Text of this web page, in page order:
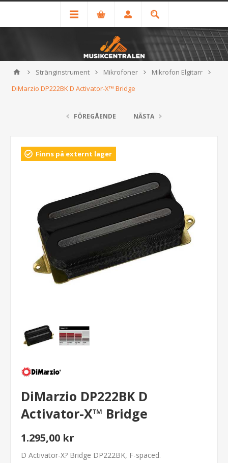
Stränginstrument Mikrofoner
Mikrofon Elgitarr
DiMarzio DP222BK D Activator-X™ Bridge
FÖREGÅENDE NÄSTA
Finns på externt lager
DiMarzio DP222BK D
Activator-X™ Bridge
1.295,00 kr
D Activator-X? Bridge DP222BK, F-spaced.